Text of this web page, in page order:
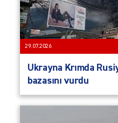
29.07.2026
Ukrayna Krımda
bazasını vurdu